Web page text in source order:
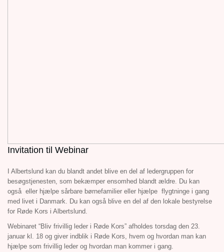
Invitation til Webinar
I Albertslund kan du blandt andet blive en del af ledergruppen for
besøgstjenesten, som bekæmper ensomhed blandt ældre. Du kan
også eller hjælpe sårbare børnefamilier eller hjælpe flygtninge i gang
med livet i Danmark. Du kan også blive en del af den lokale bestyrelse
for Røde Kors i Albertslund.
Webinaret “Bliv frivillig leder i Røde Kors” afholdes torsdag den 23.
januar kl. 18 og giver indblik i Røde Kors, hvem og hvordan man kan
hjælpe som frivillig leder og hvordan man kommer i gang.